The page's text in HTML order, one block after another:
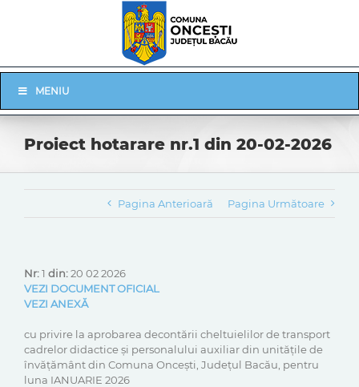
Navigation
MENIU
Proiect hotarare nr.1 din 20-02-2026
Pagina Anterioară Pagina Următoare
Nr:1 din:20 02 2026
VEZI DOCUMENT OFICIAL
VEZI ANEXĂ
cu privire la aprobarea decontării cheltuielilor de transport
cadrelor didactice și personalului auxiliar din unitățile de
învățământ din Comuna Oncești, Județul Bacău, pentru
luna IANUARIE 2026